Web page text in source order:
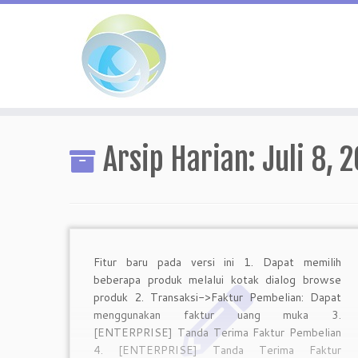
Arsip Harian: Juli 8,
Fitur baru pada versi ini 1. Dapat memilih
beberapa produk melalui kotak dialog browse
produk 2. Transaksi->Faktur Pembelian: Dapat
menggunakan faktur uang muka 3.
[ENTERPRISE] Tanda Terima Faktur Pembelian
4. [ENTERPRISE] Tanda Terima Faktur